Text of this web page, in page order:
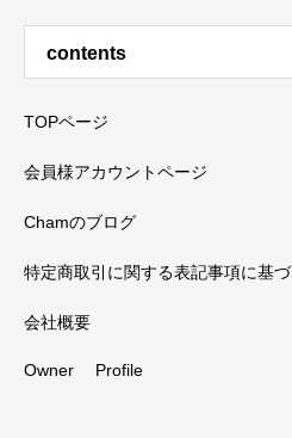
contents
TOPページ
会員様アカウントページ
Chamのブログ
特定商取引に関する表記事項に基
会社概要
Owner Profile